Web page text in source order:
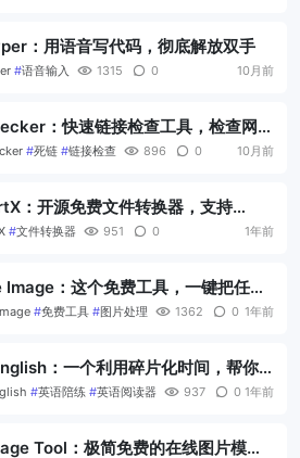
：用语音写代码，彻底解放双手
#语音输入 1315 0 10月前
：快速链接检查工具，检查网站
存在死链
#死链 #链接检查 896 0 10月前
：开源免费文件转换器，支持
件类型
#文件转换器 951 0 1年前
：这个免费工具，一键把任何
完美正方形
#免费工具 #图片处理 1362 0 1年前
：一个利用碎片化时间，帮你
起来的AI小工具
#英语陪练 #英语阅读器 937 0 1年前
Tool：极简免费的在线图片模糊